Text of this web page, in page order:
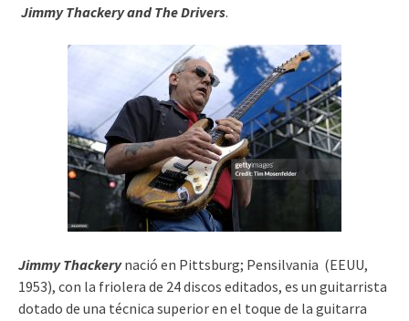
Jimmy Thackery and The Drivers.
Jimmy Thackerynació en Pittsburg; Pensilvania (EEUU,
1953), con la friolera de 24 discos editados, es un guitarrista
dotado de una técnica superior en el toque de la guitarra